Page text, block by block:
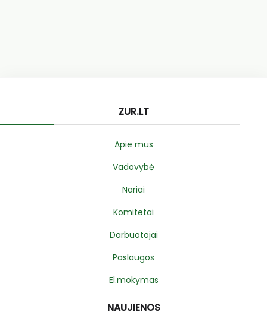
ZUR.LT
Apie mus
Vadovybė
Nariai
Komitetai
Darbuotojai
Paslaugos
El.mokymas
NAUJIENOS